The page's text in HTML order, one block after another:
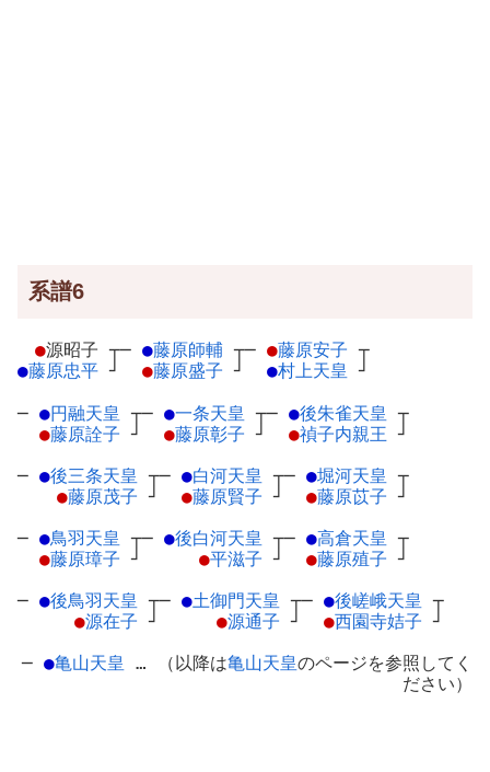
系譜6
●源昭子 ┬
●藤原忠平 ┘
─ ●藤原師輔 ┬
●藤原盛子 ┘
─ ●藤原安子 ┬
●村上天皇 ┘
─ ●円融天皇 ┬
●藤原詮子 ┘
─ ●一条天皇 ┬
●藤原彰子 ┘
─ ●後朱雀天皇 ┬
●禎子内親王 ┘
─ ●後三条天皇 ┬
●藤原茂子 ┘
─ ●白河天皇 ┬
●藤原賢子 ┘
─ ●堀河天皇 ┬
●藤原苡子 ┘
─ ●鳥羽天皇 ┬
●藤原璋子 ┘
─ ●後白河天皇 ┬
●平滋子 ┘
─ ●高倉天皇 ┬
●藤原殖子 ┘
─ ●後鳥羽天皇 ┬
●源在子 ┘
─ ●土御門天皇 ┬
●源通子 ┘
─ ●後嵯峨天皇 ┬
●西園寺姞子 ┘
─ ●亀山天皇 … （以降は亀山天皇のページを参照してく
ださい）